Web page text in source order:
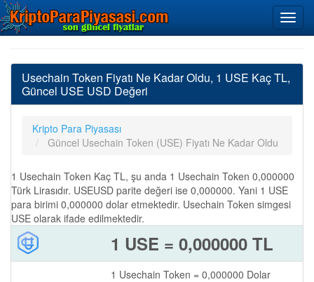
Usechain Token Fiyatı Ne Kadar Oldu, 1 USE Kaç TL,
Güncel USE USD Değeri
Kripto Para Piyasası
Güncel Usechain Token (USE) Fiyatı Ne Kadar Oldu
1 Usechain Token Kaç TL, şu anda 1 Usechain Token 0,000000
Türk Lirasıdır. USEUSD parite değeri ise 0,000000. Yani 1 USE
para birimi 0,000000 dolar etmektedir. Usechain Token simgesi
USE olarak ifade edilmektedir.
1 USE = 0,000000 TL
1 Usechain Token = 0,000000 Dolar